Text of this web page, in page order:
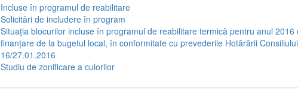
Incluse în programul de reabilitare
Solicitări de includere în program
Situația blocurilor incluse în programul de reabilitare termică pentru anul 2016
finanțare de la bugetul local, în conformitate cu prevederile Hotărârii
16/27.01.2016
Studiu de zonificare a culorilor